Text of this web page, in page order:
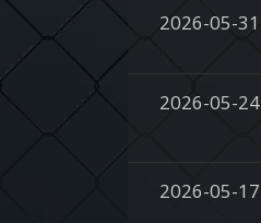
2026-05-31
2026-05-24
2026-05-17